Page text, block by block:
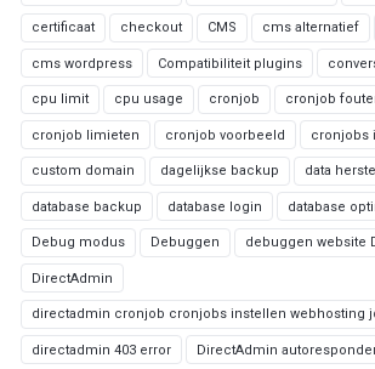
certificaat checkout CMS cms alternatief
cms wordpress Compatibiliteit plugins
cpu limit cpu usage cronjob cronjob
cronjob limieten cronjob voorbeeld cronjobs
custom domain dagelijkse backup data
database backup database login database
Debug modus Debuggen debuggen website
DirectAdmin
directadmin cronjob cronjobs instellen webhosting
directadmin 403 error DirectAdmin